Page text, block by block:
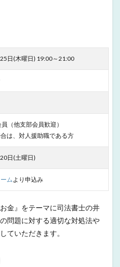
日(木曜日) 19:00～21:00
（他支部会員歓迎）
は、対人援助職である方
日(土曜日)
ムより申込み
金』をテーマに司法書士の井
問題に対する適切な対処法や
ていただきます。